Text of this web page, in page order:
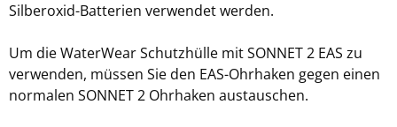
Silberoxid-Batterien verwendet werden.
Um die WaterWear Schutzhülle mit SONNET 2 EAS zu
verwenden, müssen Sie den EAS-Ohrhaken gegen einen
normalen SONNET 2 Ohrhaken austauschen.